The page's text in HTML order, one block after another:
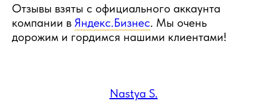
Отзывы взяты с официального аккаунта
компании в Яндекс.Бизнес. Мы очень
дорожим и гордимся нашими клиентами!
Nastya S.